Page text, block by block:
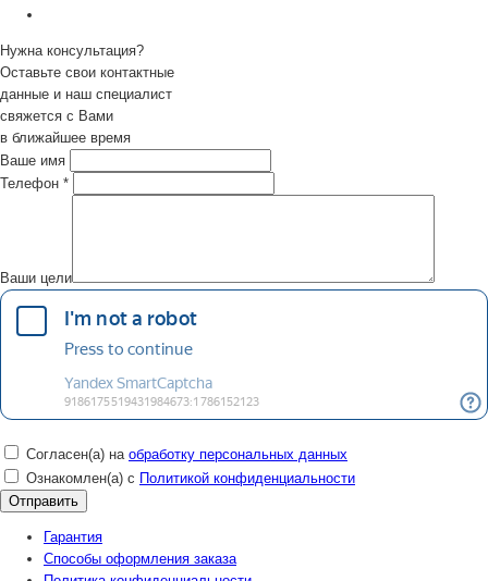
Нужна консультация?
Оставьте свои контактные
данные и наш специалист
свяжется с Вами
в ближайшее время
Ваше имя
Телефон *
Ваши цели
Согласен(а) на обработку персональных данных
Ознакомлен(а) с Политикой конфиденциальности
Гарантия
Способы оформления заказа